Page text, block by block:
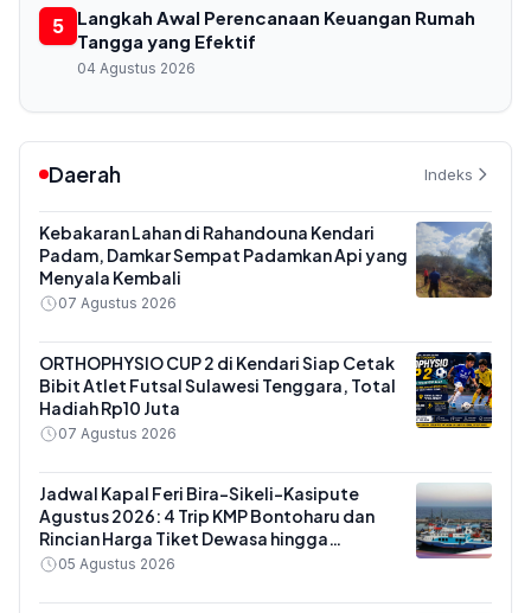
5
Langkah Awal Perencanaan Keuangan Rumah
Tangga yang Efektif
04 Agustus 2026
Daerah Indeks
Kebakaran Lahan di Rahandouna Kendari
Padam, Damkar Sempat Padamkan Api yang
Menyala Kembali
07 Agustus 2026
ORTHOPHYSIO CUP 2 di Kendari Siap Cetak
Bibit Atlet Futsal Sulawesi Tenggara, Total
Hadiah Rp10 Juta
07 Agustus 2026
Jadwal Kapal Feri Bira-Sikeli-Kasipute
Agustus 2026: 4 Trip KMP Bontoharu dan
Rincian Harga Tiket Dewasa hingga
Kendaraan Golongan IX
05 Agustus 2026